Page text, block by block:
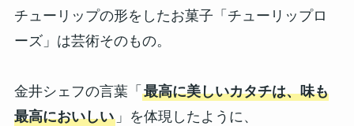
チューリップの形をしたお菓子「チューリップロ
ーズ」は芸術そのもの。
金井シェフの言葉「 最高に美しいカタチは、味も
最高においしい」を体現したように、